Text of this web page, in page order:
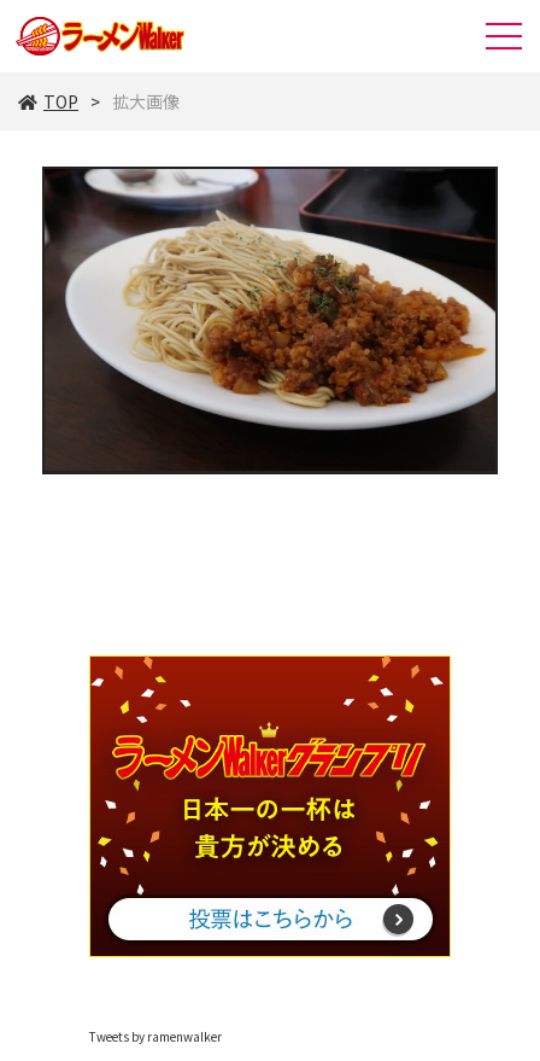
TOP 拡大画像
Tweets by ramenwalker